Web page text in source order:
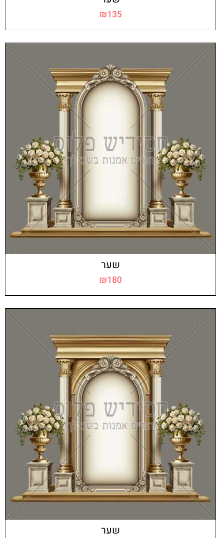
₪135
שער
₪180
שער